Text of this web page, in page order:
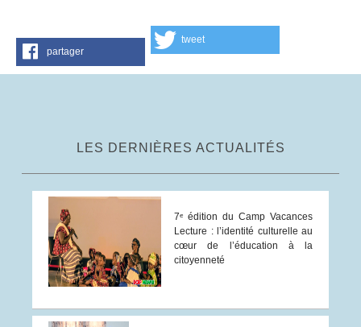
partager
tweet
LES DERNIÈRES ACTUALITÉS
7ᵉ édition du Camp Vacances
Lecture : l’identité culturelle au
cœur de l’éducation à la
citoyenneté